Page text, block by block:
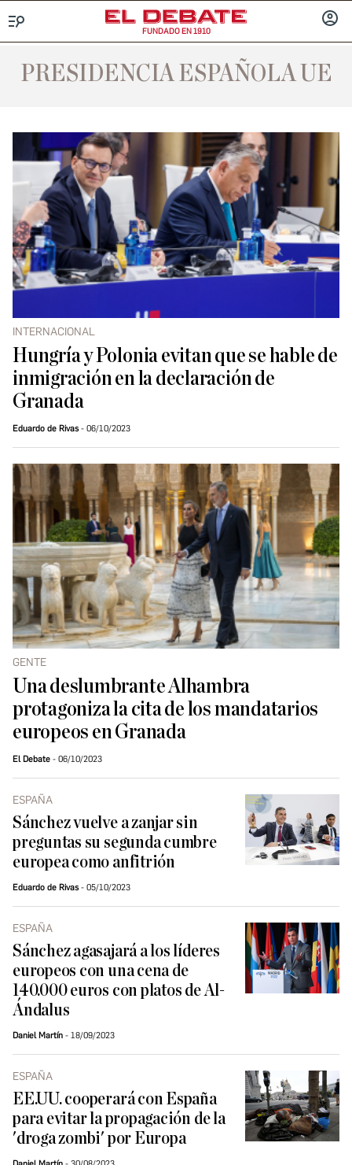
FUNDADO EN 1910
PRESIDENCIA ESPAÑOLA UE
INTERNACIONAL
Hungría y Polonia evitan que se hable de
inmigración en la declaración de
Granada
Eduardo de Rivas 06/10/2023
GENTE
Una deslumbrante Alhambra
protagoniza la cita de los mandatarios
europeos en Granada
El Debate 06/10/2023
ESPAÑA
Sánchez vuelve a zanjar sin
preguntas su segunda cumbre
europea como anfitrión
Eduardo de Rivas 05/10/2023
ESPAÑA
Sánchez agasajará a los líderes
europeos con una cena de
140.000 euros con platos de Al-
Ándalus
Daniel Martín 18/09/2023
ESPAÑA
EE.UU. cooperará con España
para evitar la propagación de la
'droga zombi' por Europa